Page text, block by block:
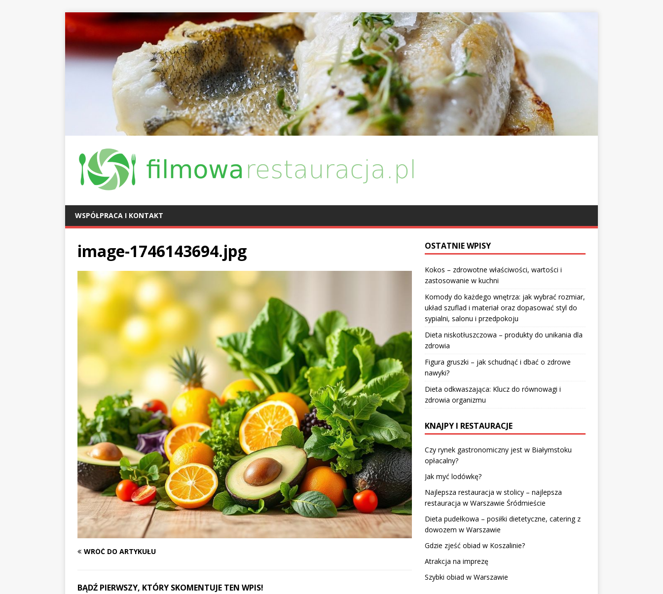
WSPÓŁPRACA I KONTAKT
image-1746143694.jpg
WRÓĆ DO ARTYKUŁU
BĄDŹ PIERWSZY, KTÓRY SKOMENTUJE TEN WPIS!
OSTATNIE WPISY
Kokos – zdrowotne właściwości, wartości i
zastosowanie w kuchni
Komody do każdego wnętrza: jak wybrać rozmiar,
układ szuflad i materiał oraz dopasować styl do
sypialni, salonu i przedpokoju
Dieta niskotłuszczowa – produkty do unikania dla
zdrowia
Figura gruszki – jak schudnąć i dbać o zdrowe
nawyki?
Dieta odkwaszająca: Klucz do równowagi i
zdrowia organizmu
KNAJPY I RESTAURACJE
Czy rynek gastronomiczny jest w Białymstoku
opłacalny?
Jak myć lodówkę?
Najlepsza restauracja w stolicy – najlepsza
restauracja w Warszawie Śródmieście
Dieta pudełkowa – posiłki dietetyczne, catering z
dowozem w Warszawie
Gdzie zjeść obiad w Koszalinie?
Atrakcja na imprezę
Szybki obiad w Warszawie